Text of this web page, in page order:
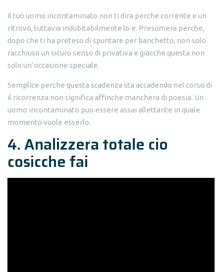
Il tuo uomo incontaminato non ti dira perche corrente e un
ritrovo, tuttavia indubitabilmente lo e. Presumera perche,
dopo che ti ha preteso di spuntare per banchetto, non solo
racchiuso un sicuro senso di privativa e giacche questa non
solo un’occasione speciale.
Semplice perche questa scadenza sta accadendo nel corso di
il ricorrenza non significa affinche manchera di poesia. Un
uomo incontaminato puo essere assai allettante in quale
momento vuole esserlo.
4. Analizzera totale cio
cosicche fai